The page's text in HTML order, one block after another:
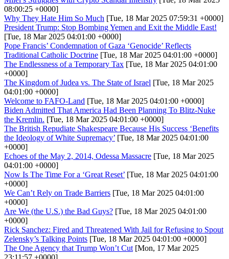
08:00:25 +0000]
Why They Hate Him So Much [Tue, 18 Mar 2025 07:59:31 +0000]
President Trump: Stop Bombing Yemen and Exit the Middle East!
[Tue, 18 Mar 2025 04:01:00 +0000]
Pope Francis’ Condemnation of Gaza ‘Genocide’ Reflects
Traditional Catholic Doctrine [Tue, 18 Mar 2025 04:01:00 +0000]
The Endlessness of a Temporary Tax [Tue, 18 Mar 2025 04:01:00
+0000]
The Kingdom of Judea vs. The State of Israel [Tue, 18 Mar 2025
04:01:00 +0000]
Welcome to FAFO-Land [Tue, 18 Mar 2025 04:01:00 +0000]
Biden Admitted That America Had Been Planning To Blitz-Nuke
the Kremlin. [Tue, 18 Mar 2025 04:01:00 +0000]
The British Repudiate Shakespeare Because His Success ‘Benefits
the Ideology of White Supremacy’ [Tue, 18 Mar 2025 04:01:00
+0000]
Echoes of the May 2, 2014, Odessa Massacre [Tue, 18 Mar 2025
04:01:00 +0000]
Now Is The Time For a ‘Great Reset’ [Tue, 18 Mar 2025 04:01:00
+0000]
We Can’t Rely on Trade Barriers [Tue, 18 Mar 2025 04:01:00
+0000]
Are We (the U.S.) the Bad Guys? [Tue, 18 Mar 2025 04:01:00
+0000]
Rick Sanchez: Fired and Threatened With Jail for Refusing to Spout
Zelensky’s Talking Points [Tue, 18 Mar 2025 04:01:00 +0000]
The One Agency that Trump Won’t Cut [Mon, 17 Mar 2025